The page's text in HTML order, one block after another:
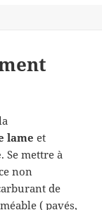
lame et
. Se mettre à
non
de
( pavés,